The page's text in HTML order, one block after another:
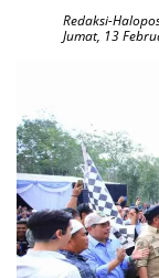
Redaksi-
Jumat, 13